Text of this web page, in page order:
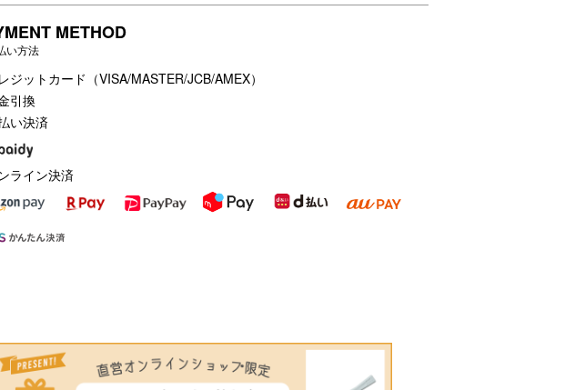
METHOD
い方法
ジットカード（VISA/MASTER/JCB/AMEX）
引換
い決済
ライン決済